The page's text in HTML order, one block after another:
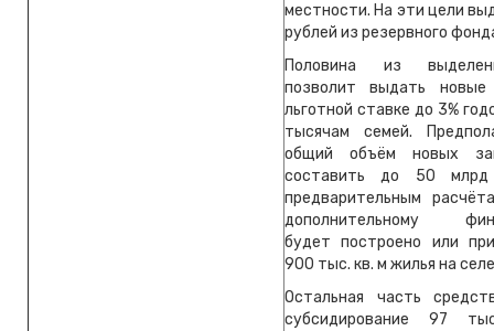
местности. На эти цели
рублей из резервного
Половина из
позволит выдать
льготной ставке до 3%
тысячам семей.
общий объём новых
составить до 50
предварительным
дополнительному
будет построено или
900 тыс. кв. м жилья на
Остальная часть
субсидирование 97